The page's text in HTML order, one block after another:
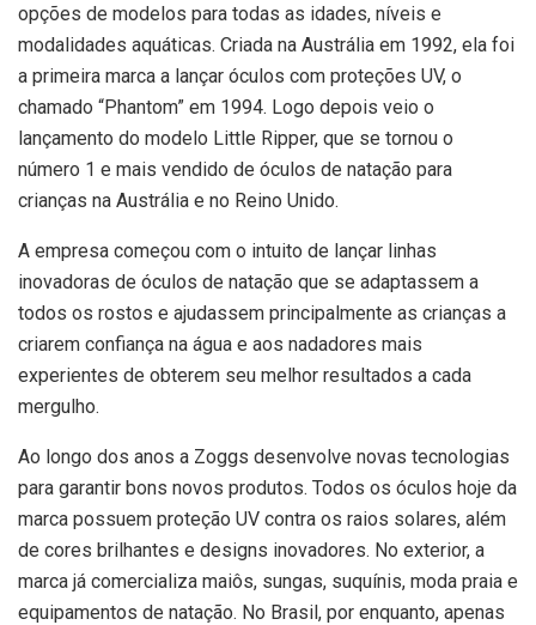
opções de modelos para todas as idades, níveis e
modalidades aquáticas. Criada na Austrália em 1992, ela foi
a primeira marca a lançar óculos com proteções UV, o
chamado “Phantom” em 1994. Logo depois veio o
lançamento do modelo Little Ripper, que se tornou o
número 1 e mais vendido de óculos de natação para
crianças na Austrália e no Reino Unido.
A empresa começou com o intuito de lançar linhas
inovadoras de óculos de natação que se adaptassem a
todos os rostos e ajudassem principalmente as crianças a
criarem confiança na água e aos nadadores mais
experientes de obterem seu melhor resultados a cada
mergulho.
Ao longo dos anos a Zoggs desenvolve novas tecnologias
para garantir bons novos produtos. Todos os óculos hoje da
marca possuem proteção UV contra os raios solares, além
de cores brilhantes e designs inovadores. No exterior, a
marca já comercializa maiôs, sungas, suquínis, moda praia e
equipamentos de natação. No Brasil, por enquanto, apenas